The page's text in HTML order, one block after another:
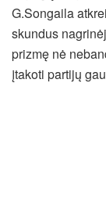
G.Songaila
skundus
prizmę nė
įtakoti partijų